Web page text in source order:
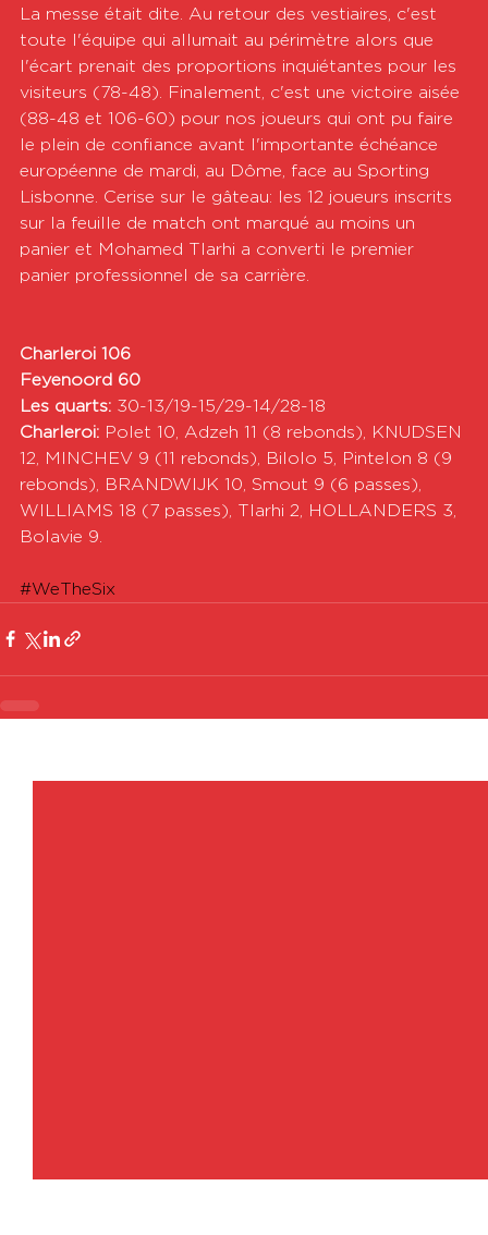
La messe était dite. Au retour des vestiaires, c'est
toute l'équipe qui allumait au périmètre alors que
l'écart prenait des proportions inquiétantes pour les
visiteurs (78-48). Finalement, c'est une victoire aisée
(88-48 et 106-60) pour nos joueurs qui ont pu faire
le plein de confiance avant l'importante échéance
européenne de mardi, au Dôme, face au Sporting
Lisbonne. Cerise sur le gâteau: les 12 joueurs inscrits
sur la feuille de match ont marqué au moins un
panier et Mohamed Tlarhi a converti le premier
panier professionnel de sa carrière.
Charleroi 106
Feyenoord 60
Les quarts: 30-13/19-15/29-14/28-18
Charleroi: Polet 10, Adzeh 11 (8 rebonds), KNUDSEN
12, MINCHEV 9 (11 rebonds), Bilolo 5, Pintelon 8 (9
rebonds), BRANDWIJK 10, Smout 9 (6 passes),
WILLIAMS 18 (7 passes), Tlarhi 2, HOLLANDERS 3,
Bolavie 9.
#WeTheSix